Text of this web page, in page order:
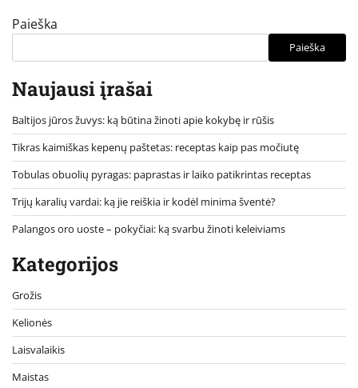
Paieška
Paieška
Naujausi įrašai
Baltijos jūros žuvys: ką būtina žinoti apie kokybę ir rūšis
Tikras kaimiškas kepenų paštetas: receptas kaip pas močiutę
Tobulas obuolių pyragas: paprastas ir laiko patikrintas receptas
Trijų karalių vardai: ką jie reiškia ir kodėl minima šventė?
Palangos oro uoste – pokyčiai: ką svarbu žinoti keleiviams
Kategorijos
Grožis
Kelionės
Laisvalaikis
Maistas